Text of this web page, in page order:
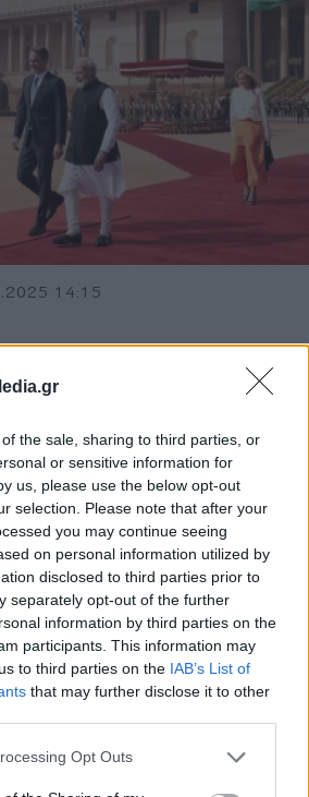
the sale, sharing to third parties, or
or sensitive information for
us, please use the below opt-out
selection. Please note that after your
you may continue seeing
on personal information utilized by
disclosed to third parties prior to
separately opt-out of the further
information by third parties on the
participants. This information may
to third parties on the IAB’s List of
that may further disclose it to other
Opt Outs
14:15
σύγκρουση Ινδίας με
"πληγώνεται" η Ελλάδα
στο newsletter